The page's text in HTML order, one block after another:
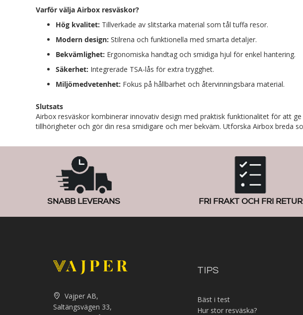
Varför välja Airbox resväskor?
Hög kvalitet: Tillverkade av slitstarka material som tål tuffa resor.
Modern design: Stilrena och funktionella med smarta detaljer.
Bekvämlighet: Ergonomiska handtag och smidiga hjul för enkel hantering.
Säkerhet: Integrerade TSA-lås för extra trygghet.
Miljömedvetenhet: Fokus på hållbarhet och återvinningsbara material.
Slutsats
Airbox resväskor kombinerar innovativ design med praktisk funktionalitet för att
tillhörigheter och gör din resa smidigare och mer bekväm. Utforska Airbox breda
SNABB LEVERANS FRI FRAKT OCH FRI RETUR
Vajper AB,
Saltängsvägen 33,
TIPS
Bäst i test
Hur stor resväska?